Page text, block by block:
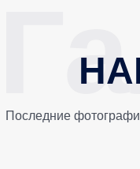
Последние